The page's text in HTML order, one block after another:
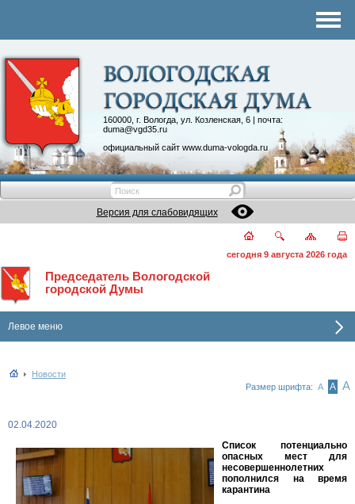
160000, г. Вологда, ул. Козленская, 6 | почта:
duma@vgd35.ru
официальный сайт www.duma-vologda.ru
Контакты
Депутатские объединения
Версия для слабовидящих
сегодня 9 августа 2026 года
Председатель Вологодской
городской Думы
Левое меню
Новости
Размер шрифта: А А А
02.04.2020
Список потенциально
опасных мест для
несовершеннолетних
пополнился на время
карантина